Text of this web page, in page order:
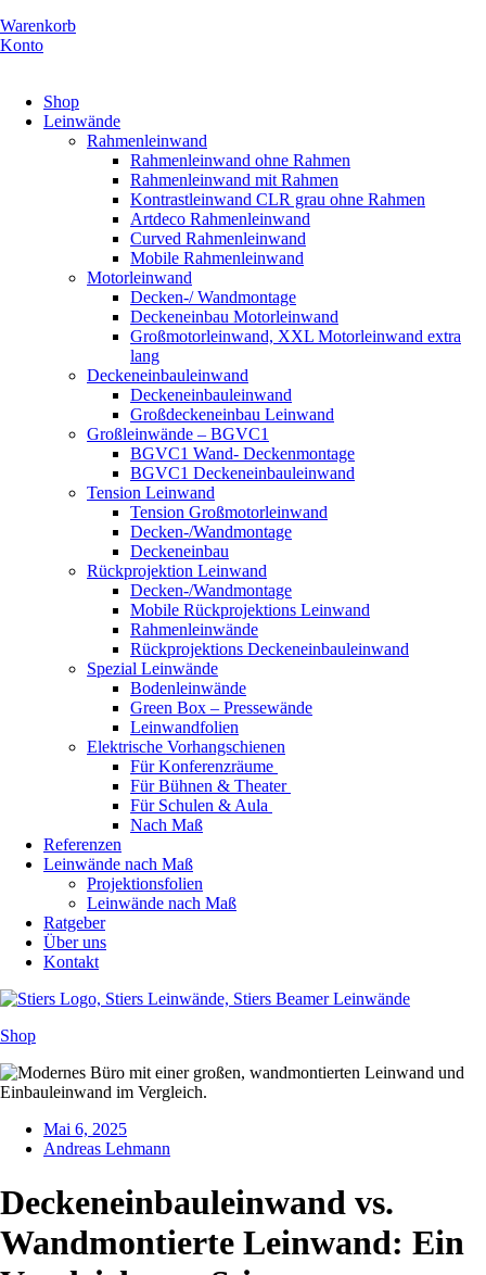
Warenkorb
Konto
Shop
Leinwände
Rahmenleinwand
Rahmenleinwand ohne Rahmen
Rahmenleinwand mit Rahmen
Kontrastleinwand CLR grau ohne Rahmen
Artdeco Rahmenleinwand
Curved Rahmenleinwand
Mobile Rahmenleinwand
Motorleinwand
Decken-/ Wandmontage
Deckeneinbau Motorleinwand
Großmotorleinwand, XXL Motorleinwand extra
lang
Deckeneinbauleinwand
Deckeneinbauleinwand
Großdeckeneinbau Leinwand
Großleinwände – BGVC1
BGVC1 Wand- Deckenmontage
BGVC1 Deckeneinbauleinwand
Tension Leinwand
Tension Großmotorleinwand
Decken-/Wandmontage
Deckeneinbau
Rückprojektion Leinwand
Decken-/Wandmontage
Mobile Rückprojektions Leinwand
Rahmenleinwände
Rückprojektions Deckeneinbauleinwand
Spezial Leinwände
Bodenleinwände
Green Box – Pressewände
Leinwandfolien
Elektrische Vorhangschienen
Für Konferenzräume
Für Bühnen & Theater
Für Schulen & Aula
Nach Maß
Referenzen
Leinwände nach Maß
Projektionsfolien
Leinwände nach Maß
Ratgeber
Über uns
Kontakt
Shop
Mai 6, 2025
Andreas Lehmann
Deckeneinbauleinwand vs.
Wandmontierte Leinwand: Ein